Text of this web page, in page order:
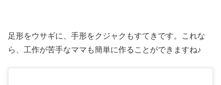
足形をウサギに、手形をクジャクもすてきです。これな
ら、工作が苦手なママも簡単に作ることができますね♪